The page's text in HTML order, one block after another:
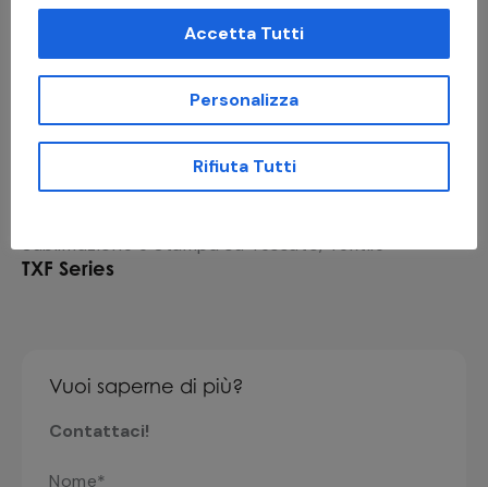
Stampa Diretta su Tessuto (DTG)
GTX PRO
Abbigliamento da Lavoro,Capi Confezionati
Jeans,Sportswear,Stampa diretta su film (DTF),
Sublimazione e Stampa su Tessuto,Textile
Sublimazione e Stampa su Tessuto,Textile
TXF Series
Vuoi saperne di più?
Contattaci!
Accetta Tutti
Personalizza
Rifiuta Tutti